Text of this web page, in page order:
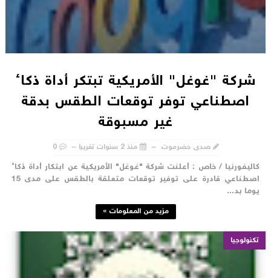
شركة "غوغل" الأمريكية تبتكر أداة ذكاء
اصطناعي توفر توقعات الطقس بدقة
غير مسبوقة
صدى حضرموت منذ 2 سنوات تقريبا 0
/ خاص : أعلنت شركة "غوغل" الأمريكية عن ابتكار أداة ذكاء
اصطناعي قادرة على توفير توقعات متعلقة بالطقس على مدى 15
بد...
مزيد من المعلومات »
تكنولوجيا